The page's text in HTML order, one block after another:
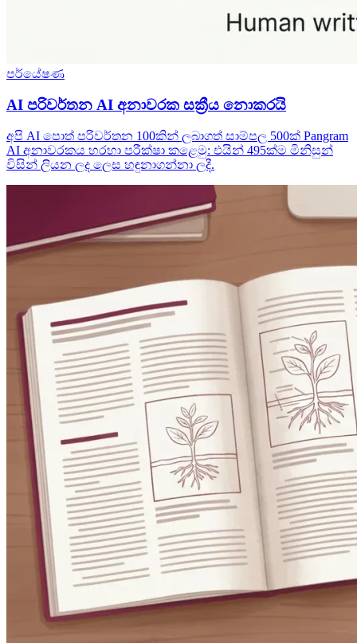
පර්යේෂණ
AI පරිවර්තන AI අනාවරක සක්‍රීය නොකරයි
අපි AI පොත් පරිවර්තන 100කින් ලබාගත් සාම්පල 500ක් Pangram
AI අනාවරකය හරහා පරීක්ෂා කළෙමු: එයින් 495ක්ම මිනිසුන්
විසින් ලියන ලද ලෙස හඳුනාගන්නා ලදී.